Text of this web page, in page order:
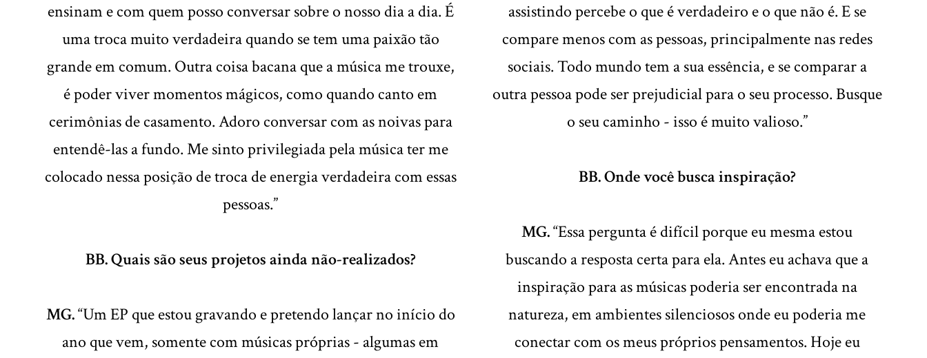
ensinam e com quem posso conversar sobre o nosso dia a dia. É
uma troca muito verdadeira quando se tem uma paixão tão
grande em comum. Outra coisa bacana que a música me trouxe,
é poder viver momentos mágicos, como quando canto em
cerimônias de casamento. Adoro conversar com as noivas para
entendê-las a fundo. Me sinto privilegiada pela música ter me
colocado nessa posição de troca de energia verdadeira com essas
pessoas.”
BB. Quais são seus projetos ainda não-realizados?
MG.“Um EP que estou gravando e pretendo lançar no início do
ano que vem, somente com músicas próprias - algumas em
assistindo percebe o que é verdadeiro e o que não é. E se
compare menos com as pessoas, principalmente nas redes
sociais. Todo mundo tem a sua essência, e se comparar a
outra pessoa pode ser prejudicial para o seu processo. Busque
o seu caminho - isso é muito valioso.”
BB. Onde você busca inspiração?
MG.“Essa pergunta é difícil porque eu mesma estou
buscando a resposta certa para ela. Antes eu achava que a
inspiração para as músicas poderia ser encontrada na
natureza, em ambientes silenciosos onde eu poderia me
conectar com os meus próprios pensamentos. Hoje eu